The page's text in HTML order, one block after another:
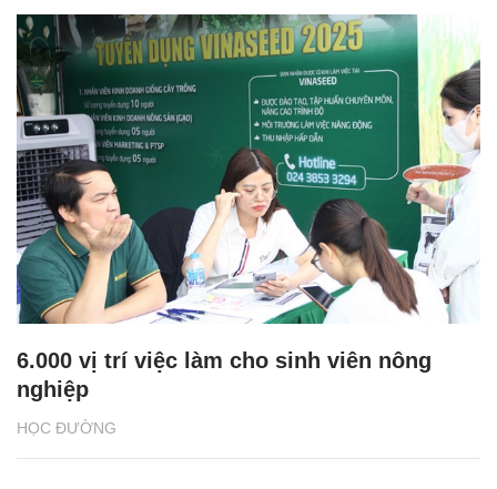
HỌC ĐƯỜNG
6.000 vị trí việc làm cho sinh viên nông
nghiệp